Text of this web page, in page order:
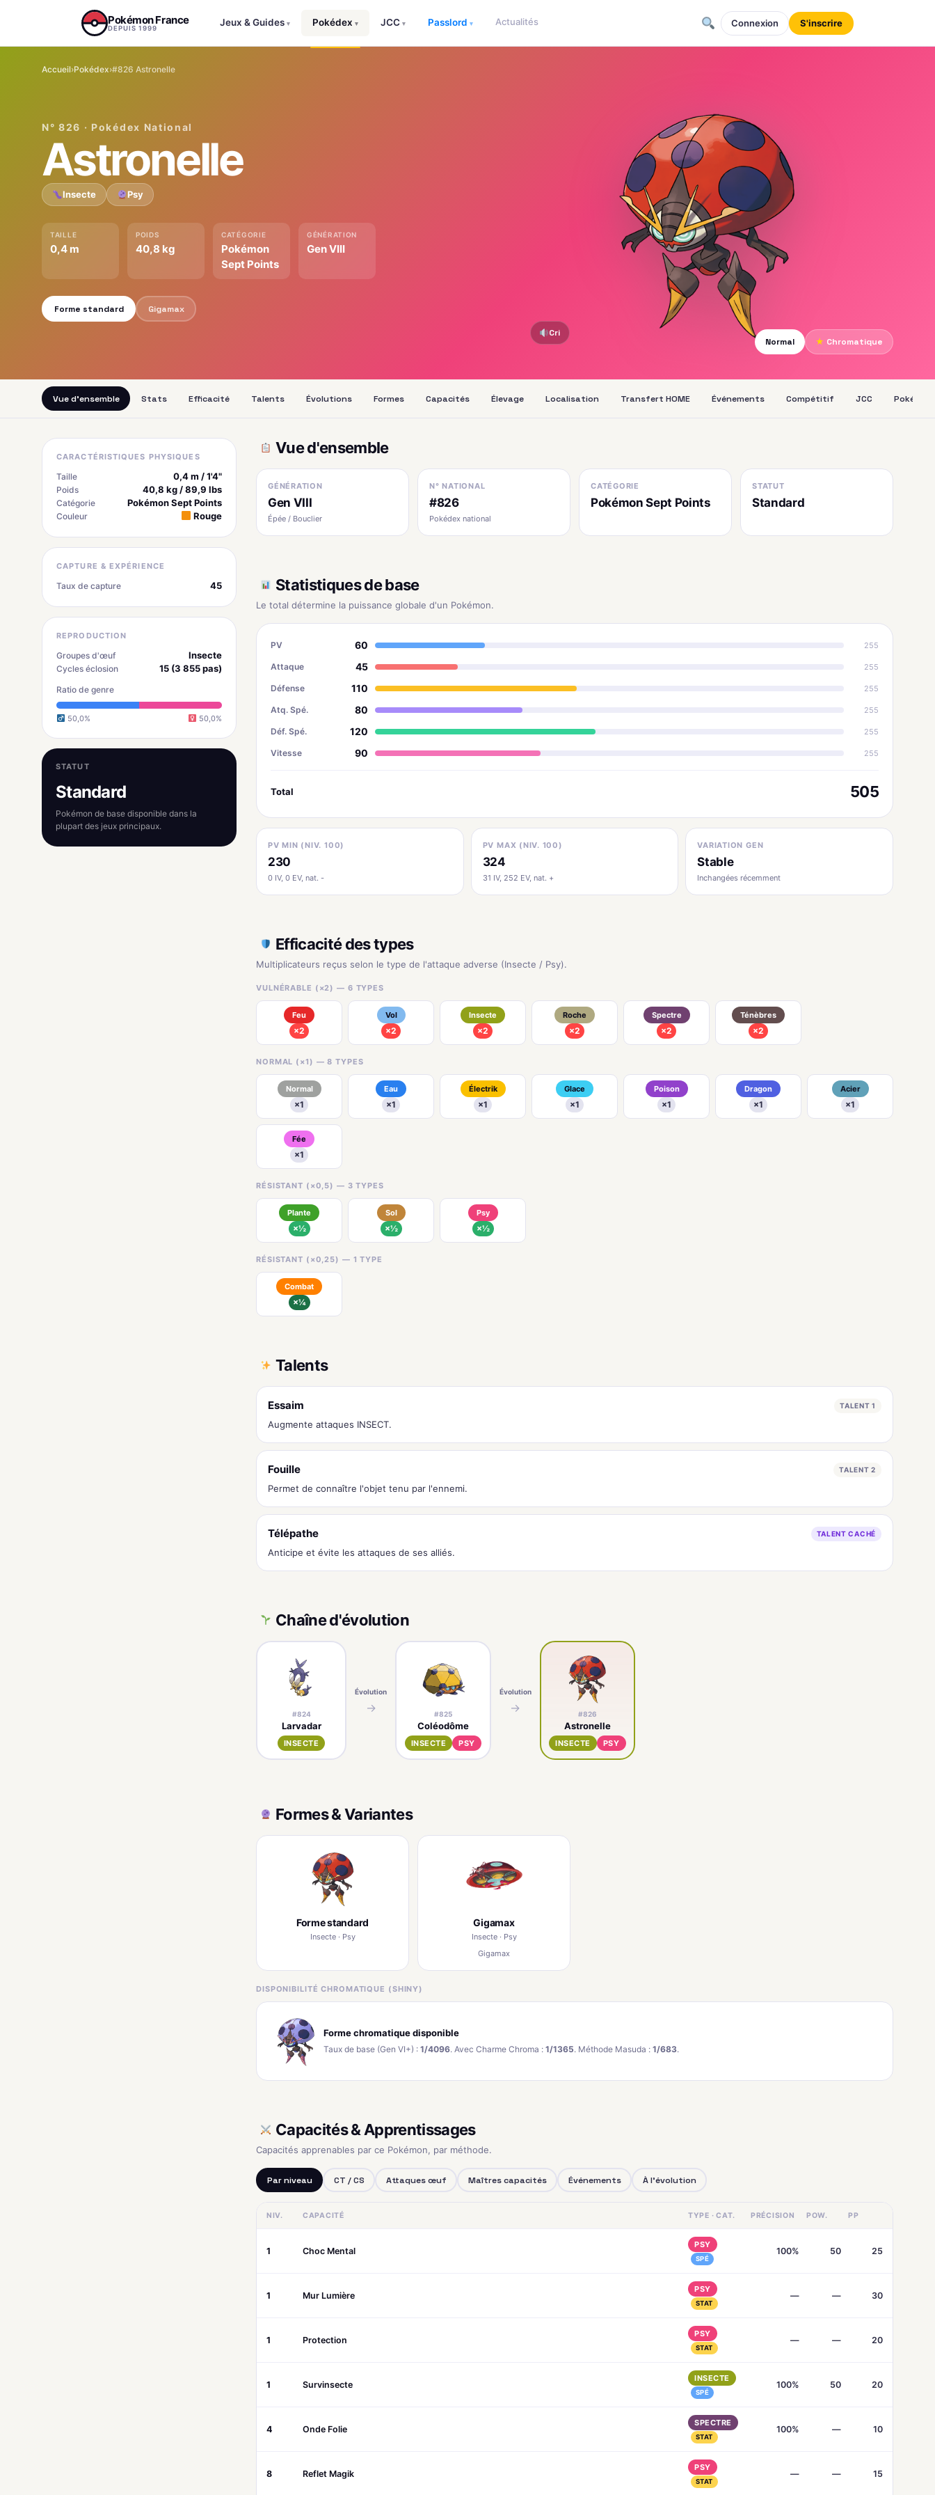
Pokémon France
DEPUIS 1999
Jeux & Guides ▾ Pokédex ▾ JCC ▾ Passlord ▾ Actualités Connexion S'inscrire
Accueil›Pokédex›#826 Astronelle
N° 826 · Pokédex National
Astronelle
Insecte Psy
TAILLE
0,4 m
POIDS
40,8 kg
CATÉGORIE
Pokémon
Sept Points
GÉNÉRATION
Gen VIII
Forme standard Gigamax
Cri
Normal
★ Chromatique
Vue d'ensemble Stats Efficacité Talents Évolutions Formes Capacités Élevage Localisation Transfert HOME Événements Compétitif JCC Pokédex
CARACTÉRISTIQUES PHYSIQUES
Taille 0,4 m / 1'4"
Poids 40,8 kg / 89,9 lbs
Catégorie Pokémon Sept Points
Couleur Rouge
CAPTURE & EXPÉRIENCE
Taux de capture 45
REPRODUCTION
Groupes d'œuf Insecte
Cycles éclosion 15 (3 855 pas)
Ratio de genre
50,0% 50,0%
STATUT
Standard
Pokémon de base disponible dans la
plupart des jeux principaux.
Vue d'ensemble
GÉNÉRATION
Gen VIII
Épée / Bouclier
N° NATIONAL
#826
Pokédex national
CATÉGORIE
Pokémon Sept Points
STATUT
Standard
Statistiques de base
Le total détermine la puissance globale d'un Pokémon.
PV 60 255
Attaque 45 255
Défense 110 255
Atq. Spé. 80 255
Déf. Spé. 120 255
Vitesse 90 255
Total 505
PV MIN (NIV. 100)
230
0 IV, 0 EV, nat. -
PV MAX (NIV. 100)
324
31 IV, 252 EV, nat. +
VARIATION GEN
Stable
Inchangées récemment
Efficacité des types
Multiplicateurs reçus selon le type de l'attaque adverse (Insecte / Psy).
VULNÉRABLE (×2) — 6 TYPES
Feu
×2
Vol
×2
Insecte
×2
Roche
×2
Spectre
×2
Ténèbres
×2
NORMAL (×1) — 8 TYPES
Normal
×1
Eau
×1
Électrik
×1
Glace
×1
Poison
×1
Dragon
×1
Acier
×1
Fée
×1
RÉSISTANT (×0,5) — 3 TYPES
Plante
×½
Sol
×½
Psy
×½
RÉSISTANT (×0,25) — 1 TYPE
Combat
×¼
Talents
Essaim TALENT 1
Augmente attaques INSECT.
Fouille TALENT 2
Permet de connaître l'objet tenu par l'ennemi.
Télépathe TALENT CACHÉ
Anticipe et évite les attaques de ses alliés.
Chaîne d'évolution
#824
Larvadar
INSECTE
Évolution
→ #825
Coléodôme
INSECTE PSY
Évolution
→ #826
Astronelle
INSECTE PSY
Formes & Variantes
Forme standard
Insecte · Psy
Gigamax
Insecte · Psy
Gigamax
DISPONIBILITÉ CHROMATIQUE (SHINY)
Forme chromatique disponible
Taux de base (Gen VI+) : 1/4096. Avec Charme Chroma : 1/1365. Méthode Masuda : 1/683.
Capacités & Apprentissages
Capacités apprenables par ce Pokémon, par méthode.
Par niveau CT / CS Attaques œuf Maîtres capacités Événements À l'évolution
NIV. CAPACITÉ TYPE · CAT. PRÉCISION POW. PP
1 Choc Mental
PSY
SPÉ
100% 50 25
1 Mur Lumière
PSY
STAT
— — 30
1 Protection
PSY
STAT
— — 20
1 Survinsecte
INSECTE
SPÉ
100% 50 20
4 Onde Folie
SPECTRE
STAT
100% — 10
8 Reflet Magik
PSY
STAT
— — 15